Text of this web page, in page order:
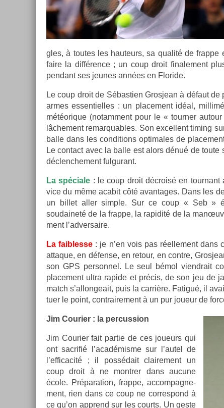
gles, à toutes les hauteurs, sa qualité de frap­pe
faire la différence ; un coup droit fin­ale­ment
pen­dant ses jeunes années en Floride.
Le coup droit de Sébas­ti­en Gros­jean à défaut de
armes es­sentiel­les : un place­ment idéal,
météorique (notam­ment pour le « tourn­er
lâche­ment re­mar­qu­ables. Son ex­cel­lent tim­ing
balle dans les con­di­tions opt­imales de
Le con­tact avec la balle est alors dénué de
déclenche­ment ful­gurant.
La spéciale : le coup droit décroisé en
vice du même acabit côté avan­tages. Dans les
un bi­llet aller sim­ple. Sur ce coup « Seb »
soudaineté de la frap­pe, la rapidité de la
ment l’ad­versaire.
La faib­lesse : je n’en vois pas réel­le­ment dans
at­taque, en défense, en re­tour, en con­tre,
son GPS per­son­nel. Le seul bémol viendrait
place­ment ultra rapide et précis, de son jeu de
match s’al­longeait, puis la carrière. Fatigué, il
tuer le point, contra­ire­ment à un pur joueur de
Jim Co­uri­er : la per­cuss­ion
Jim Co­uri­er fait par­tie de ces joueurs qui
ont sac­rifié l’académisme sur l’autel de
l’ef­ficacité ; il possédait claire­ment un
coup droit à ne montr­er dans aucune
école. Prépara­tion, frap­pe, ac­compag­ne­
ment, rien dans ce coup ne cor­res­pond à
ce qu’on apprend sur les co­urts. Un geste